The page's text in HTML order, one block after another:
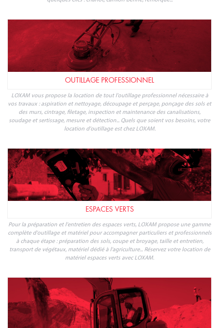
OUTILLAGE PROFESSIONNEL
LOXAM vous propose la location de tout l'outillage professionnel nécessaire à
vos travaux : aspiration et nettoyage, découpage et perçage, ponçage des sols et
des murs, cintrage, filetage, inspection et maintenance des canalisations,
soudage et sertissage, mesure et détection... Quels que soient vos besoins, votre
location d'outillage est chez LOXAM.
ESPACES VERTS
Pour la préparation et l'entretien des espaces verts, LOXAM propose une gamme
complète d'outillage et matériel pour accompagner particuliers et professionnels
à chaque étape : préparation des sols, coupe et broyage, taille et entretien,
transport de végétaux, matériel dédié à l'agriculture... Réservez votre location de
matériel espaces verts avec LOXAM.